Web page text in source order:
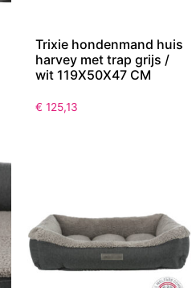
Trixie hondenmand huis
harvey met trap grijs /
wit 119X50X47 CM
€ 125,13